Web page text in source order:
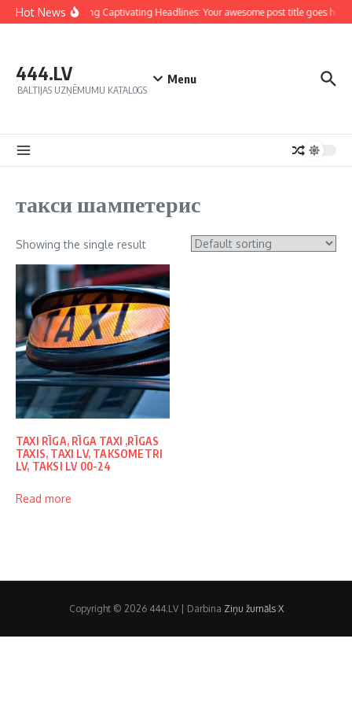
Hot NewsCrafting Captivating Headlines: Your awesome post title goes here
444.LV
BALTIJAS UZŅĒMUMU KATALOGS
Menu
такси шампетерис
Showing the single result
TAXI RĪGA, RĪGA TAXI ,RĪGAS
TAXIS, TAXI LV, TAKSOMETRI
LV, TAKSI LV 00-24
Read more
Copyright © 2026 444.LV | Darbina Ziņu žurnāls X